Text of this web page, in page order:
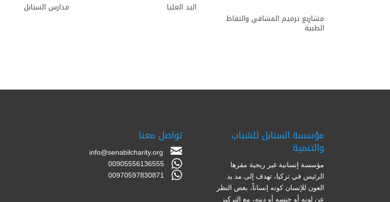
مشاريع ترميم المشافي والنقاط
الطبية
اليد العليا مدارس السنابل
مؤسسة السنابل للشباب
والتنمية
مؤسسة إنسانية غير ربحية مقرها
الرئيس في تركيا، تهدف إلى مد يد
العون للإنسان كونه إنساناً، بغض النظر
عن لونه أو جنسه أو دينه، مع التركيز
تواصل معنا
info@senabilcharity.org
00905556136555
00970597830871